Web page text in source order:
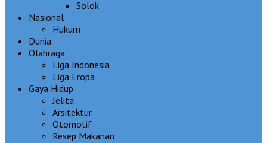
Solok
Nasional
Hukum
Dunia
Olahraga
Liga Indonesia
Liga Eropa
Gaya Hidup
Jelita
Arsitektur
Otomotif
Resep Makanan